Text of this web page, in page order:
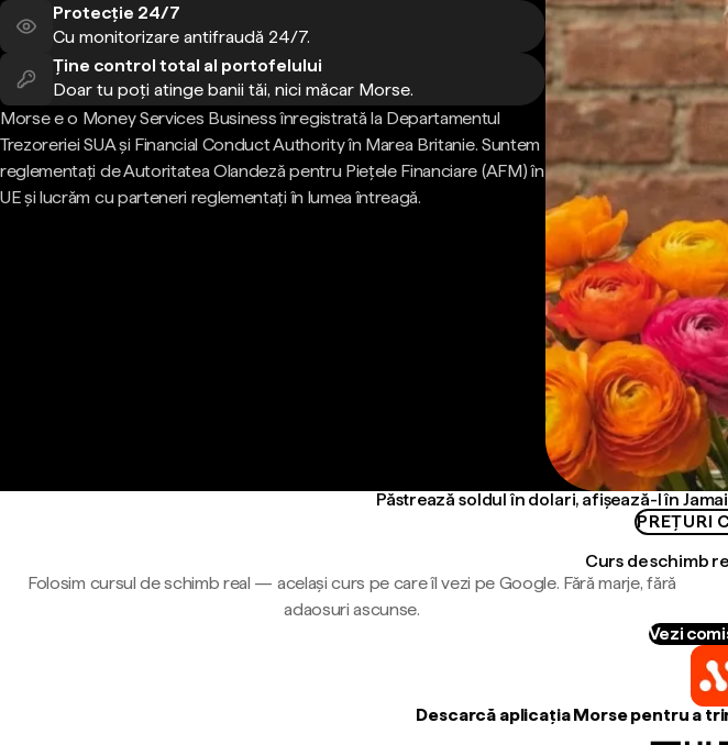
Protecție 24/7
Cu monitorizare antifraudă 24/7.
Ține control total al portofelului
Doar tu poți atinge banii tăi, nici măcar Morse.
Morse e o Money Services Business înregistrată la Departamentul
Trezoreriei SUA și Financial Conduct Authority în Marea Britanie. Suntem
reglementați de Autoritatea Olandeză pentru Piețele Financiare (AFM) în
UE și lucrăm cu parteneri reglementați în lumea întreagă.
Păstrează soldul în dolari, afișează-l în
PREȚURI
Curs de schimb
Folosim cursul de schimb real — același curs pe care îl vezi pe Google. Fără marje, fără
adaosuri ascunse.
Vezi
Descarcă aplicația Morse pentru a